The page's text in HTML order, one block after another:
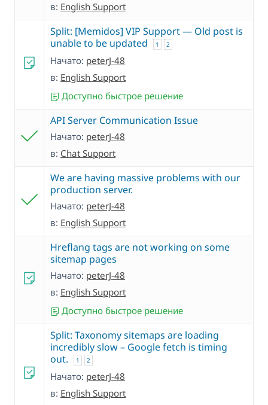
в: English Support
Split: [Memidos] VIP Support — Old post is
unable to be updated
1 2
Начато: peterJ-48
в: English Support
Доступно быстрое решение
API Server Communication Issue
Начато: peterJ-48
в: Chat Support
We are having massive problems with our
production server.
Начато: peterJ-48
в: English Support
Hreflang tags are not working on some
sitemap pages
Начато: peterJ-48
в: English Support
Доступно быстрое решение
Split: Taxonomy sitemaps are loading
incredibly slow – Google fetch is timing
out.
1 2
Начато: peterJ-48
в: English Support